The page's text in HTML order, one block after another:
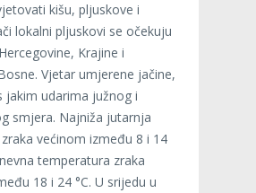
kišu, pljuskove i
lokalni pljuskovi se očekuju
Krajine i
Vjetar umjerene jačine,
jakim udarima južnog i
smjera. Najniža jutarnja
većinom između 8 i 14
temperatura zraka
18 i 24 °C. U srijedu u